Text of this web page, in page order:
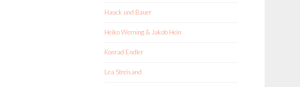
Hauck und Bauer
Heiko Werning & Jakob Hein
Konrad Endler
Lea Streisand